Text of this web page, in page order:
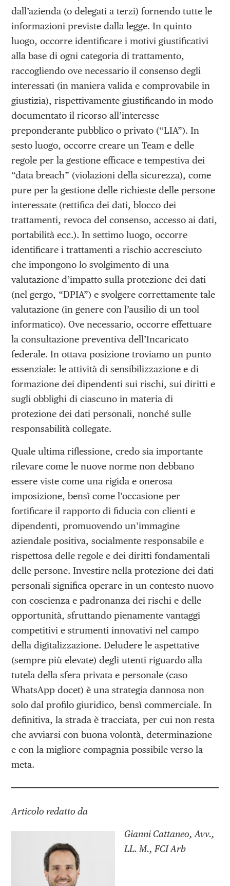
dall’azienda (o delegati a terzi) fornendo tutte le
informazioni previste dalla legge. In quinto
luogo, occorre identificare i motivi giustificativi
alla base di ogni categoria di trattamento,
raccogliendo ove necessario il consenso degli
interessati (in maniera valida e comprovabile in
giustizia), rispettivamente giustificando in modo
documentato il ricorso all’interesse
preponderante pubblico o privato (“LIA”). In
sesto luogo, occorre creare un Team e delle
regole per la gestione efficace e tempestiva dei
“data breach” (violazioni della sicurezza), come
pure per la gestione delle richieste delle persone
interessate (rettifica dei dati, blocco dei
trattamenti, revoca del consenso, accesso ai dati,
portabilità ecc.). In settimo luogo, occorre
identificare i trattamenti a rischio accresciuto
che impongono lo svolgimento di una
valutazione d’impatto sulla protezione dei dati
(nel gergo, “DPIA”) e svolgere correttamente tale
valutazione (in genere con l’ausilio di un tool
informatico). Ove necessario, occorre effettuare
la consultazione preventiva dell’Incaricato
federale. In ottava posizione troviamo un punto
essenziale: le attività di sensibilizzazione e di
formazione dei dipendenti sui rischi, sui diritti e
sugli obblighi di ciascuno in materia di
protezione dei dati personali, nonché sulle
responsabilità collegate.
Quale ultima riflessione, credo sia importante
rilevare come le nuove norme non debbano
essere viste come una rigida e onerosa
imposizione, bensì come l’occasione per
fortificare il rapporto di fiducia con clienti e
dipendenti, promuovendo un’immagine
aziendale positiva, socialmente responsabile e
rispettosa delle regole e dei diritti fondamentali
delle persone. Investire nella protezione dei dati
personali significa operare in un contesto nuovo
con coscienza e padronanza dei rischi e delle
opportunità, sfruttando pienamente vantaggi
competitivi e strumenti innovativi nel campo
della digitalizzazione. Deludere le aspettative
(sempre più elevate) degli utenti riguardo alla
tutela della sfera privata e personale (caso
WhatsApp docet) è una strategia dannosa non
solo dal profilo giuridico, bensì commerciale. In
definitiva, la strada è tracciata, per cui non resta
che avviarsi con buona volontà, determinazione
e con la migliore compagnia possibile verso la
meta.
Articolo redatto da
Gianni Cattaneo, Avv.,
LL. M., FCI Arb